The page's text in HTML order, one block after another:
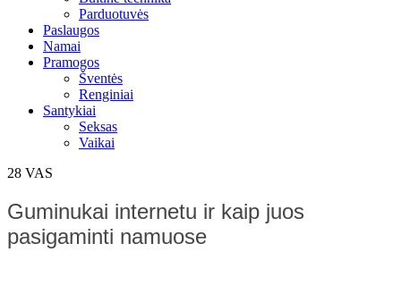
Parduotuvės
Paslaugos
Namai
Pramogos
Šventės
Renginiai
Santykiai
Seksas
Vaikai
28 VAS
Guminukai internetu ir kaip juos
pasigaminti namuose